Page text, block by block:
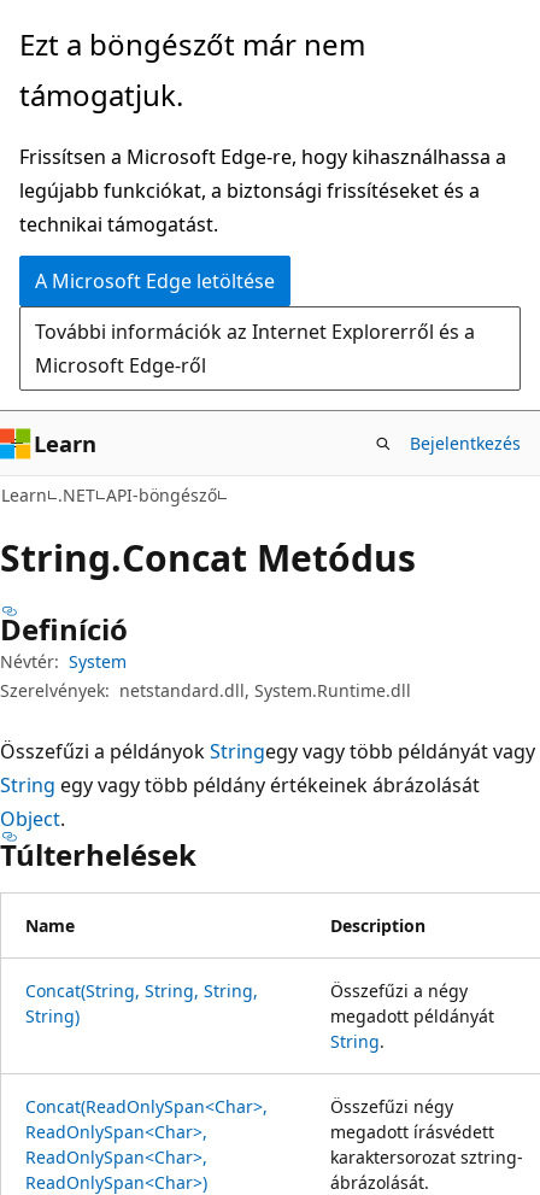
Ugrás
fő
Tovább
oldalon
navigációra
Ezt a böngészőt már nem
támogatjuk.
Frissítsen a Microsoft Edge-re, hogy kihasználhassa a
legújabb funkciókat, a biztonsági frissítéseket és a
technikai támogatást.
A Microsoft Edge letöltése
További információk az Internet Explorerről és a
Microsoft Edge-ről
Learn Bejelentkezés
Learn .NET API-böngésző
String.Concat Metódus
Definíció
Névtér: System
Szerelvények: netstandard.dll, System.Runtime.dll
Összefűzi a példányokStringegy vagy több példányát vagy
String egy vagy több példány értékeinek ábrázolását
Object.
Túlterhelések
Name Description
Concat(String, String, String,
String)
Összefűzi a négy
megadott példányát
String.
Concat(ReadOnlySpan<Char>,
ReadOnlySpan<Char>,
ReadOnlySpan<Char>,
ReadOnlySpan<Char>)
Összefűzi négy
megadott írásvédett
karaktersorozat sztring-
ábrázolását.